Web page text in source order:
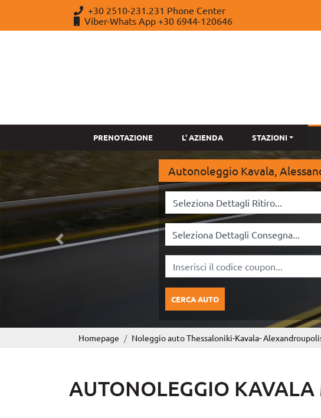
+30 2510-231.231 Phone Center
Viber-Whats App +30 6944-120646
PRENOTAZIONE L' AZIENDA STAZIONI
Precedente
Autonoleggio Kavala,
CERCA AUTO
Homepage Noleggio auto Thessaloniki-Kavala-
AUTONOLEGGIO